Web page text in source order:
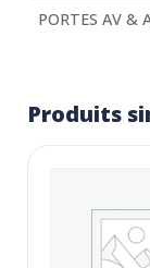
PORTES AV &
Produits